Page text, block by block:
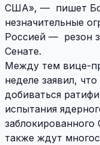
США», — пишет
незначительные
Россией — резон
Сенате.
Между тем вице-
неделе заявил,
добиваться
испытания
также ждут